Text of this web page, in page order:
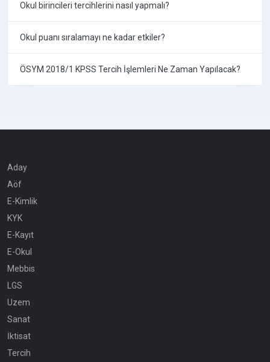
Okul birincileri tercihlerini nasıl yapmalı?
Okul puanı sıralamayı ne kadar etkiler?
ÖSYM 2018/1 KPSS Tercih İşlemleri Ne Zaman Yapılacak?
Aday
Aöf
E-Kimlik
KYK
E-Kayıt
E-Okul
Mebbis
LGS
Uzem
Sanat
İktisat
Tercih